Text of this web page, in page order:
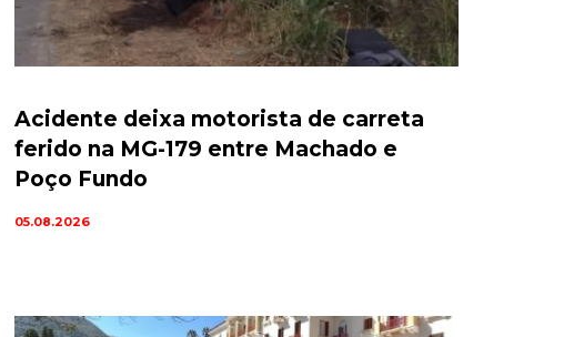
Acidente deixa motorista de carreta
ferido na MG-179 entre Machado e
Poço Fundo
05.08.2026